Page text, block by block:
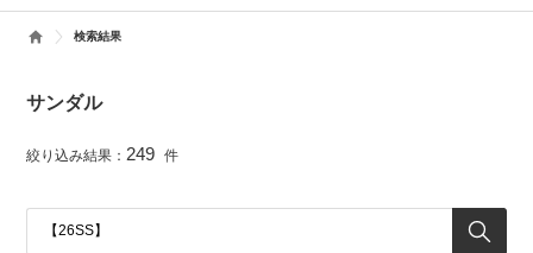
検索結果
サンダル
絞り込み結果： 249 件